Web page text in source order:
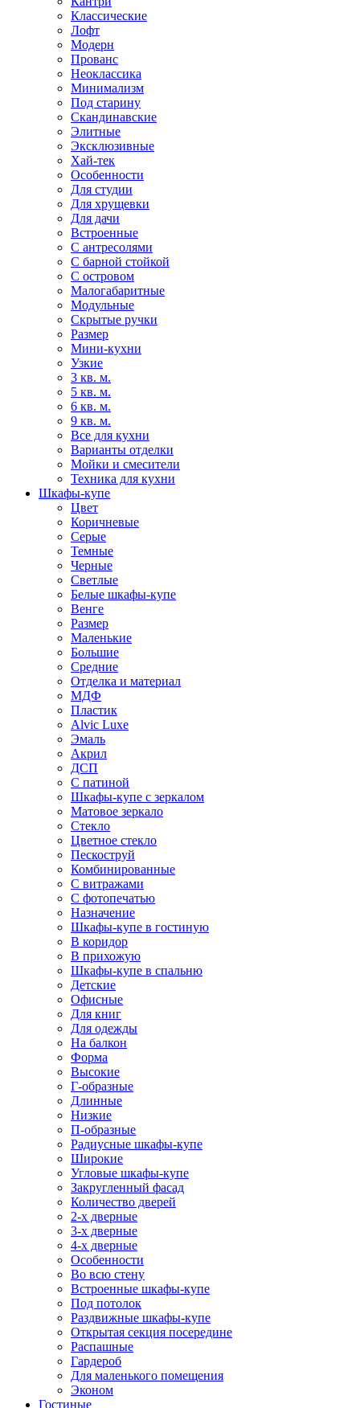
Классические
Лофт
Модерн
Прованс
Неоклассика
Минимализм
Под старину
Скандинавские
Элитные
Эксклюзивные
Хай-тек
Особенности
Для студии
Для хрущевки
Для дачи
Встроенные
С антресолями
С барной стойкой
С островом
Малогабаритные
Модульные
Скрытые ручки
Размер
Мини-кухни
Узкие
3 кв. м.
5 кв. м.
6 кв. м.
9 кв. м.
Все для кухни
Варианты отделки
Мойки и смесители
Техника для кухни
Шкафы-купе
Цвет
Коричневые
Серые
Темные
Черные
Светлые
Белые шкафы-купе
Венге
Размер
Маленькие
Большие
Средние
Отделка и материал
МДФ
Пластик
Alvic Luxe
Эмаль
Акрил
ДСП
С патиной
Шкафы-купе с зеркалом
Матовое зеркало
Стекло
Цветное стекло
Пескоструй
Комбинированные
С витражами
С фотопечатью
Назначение
Шкафы-купе в гостиную
В коридор
В прихожую
Шкафы-купе в спальню
Детские
Офисные
Для книг
Для одежды
На балкон
Форма
Высокие
Г-образные
Длинные
Низкие
П-образные
Радиусные шкафы-купе
Широкие
Угловые шкафы-купе
Закругленный фасад
Количество дверей
2-х дверные
3-х дверные
4-х дверные
Особенности
Во всю стену
Встроенные шкафы-купе
Под потолок
Раздвижные шкафы-купе
Открытая секция посередине
Распашные
Гардероб
Для маленького помещения
Эконом
Гостиные